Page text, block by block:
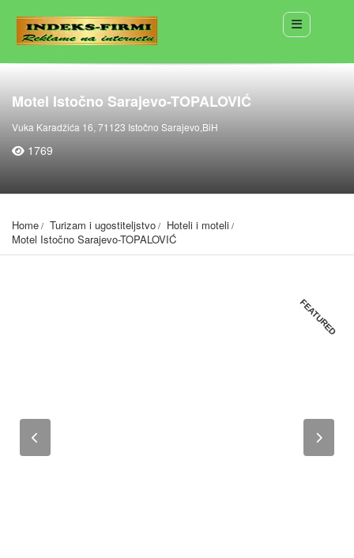
Motel Istočno Sarajevo-TOPALOVIĆ
Vuka Karadžića 16, 71123 Istočno Sarajevo,BiH
1769
Home Turizam i ugostiteljstvo
Hoteli i moteli
Motel Istočno Sarajevo-TOPALOVIĆ
FEATURED